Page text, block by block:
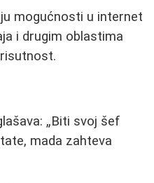
mogućnosti u internet
i drugim oblastima
Biti svoj šef
mada zahteva